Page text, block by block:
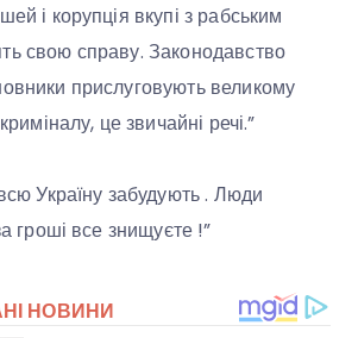
і корупція вкупі з рабським
свою справу. Законодавство
прислуговують великому
це звичайні речі.”
Україну забудують . Люди
гроші все знищуєте !”